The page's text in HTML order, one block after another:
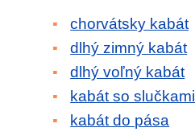
chorvátsky kabát
dlhý zimný kabát
dlhý voľný kabát
kabát so slučkami
kabát do pása